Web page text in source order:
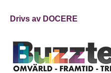
Drivs av DOCERE